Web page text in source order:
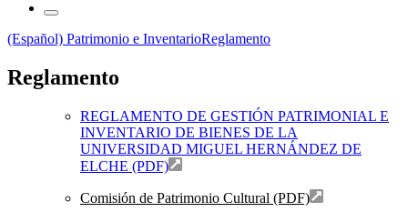
(Español) Patrimonio e InventarioReglamento
Reglamento
REGLAMENTO DE GESTIÓN PATRIMONIAL E
INVENTARIO DE BIENES DE LA
UNIVERSIDAD MIGUEL HERNÁNDEZ DE
ELCHE (PDF)
Comisión de Patrimonio Cultural (PDF)